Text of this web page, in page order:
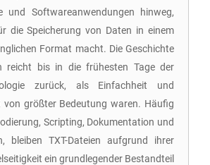
und Softwareanwendungen hinweg,
die Speicherung von Daten in einem
Format macht. Die Geschichte
reicht bis in die frühesten Tage der
zurück, als Einfachheit und
von größter Bedeutung waren. Häufig
Scripting, Dokumentation und
bleiben TXT-Dateien aufgrund ihrer
ein grundlegender Bestandteil